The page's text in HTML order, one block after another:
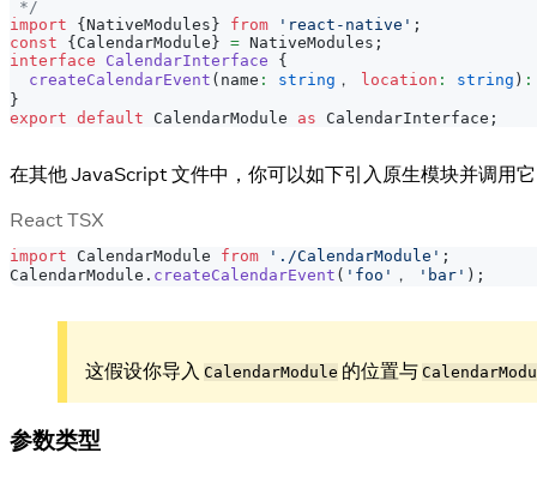
*/
import
{ NativeModules } from 'react-native' ;
const
{ CalendarModule } = NativeModules ;
interface
CalendarInterface
{
createCalendarEvent ( name : string ， location : string ) :
}
export default CalendarModule as CalendarInterface ;
在其他 JavaScript 文件中，你可以如下引入原生模块并调用
React TSX
import CalendarModule from './CalendarModule' ;
CalendarModule . createCalendarEvent ( 'foo' ， 'bar' ) ;
这假设你导入 CalendarModule 的位置与
参数类型